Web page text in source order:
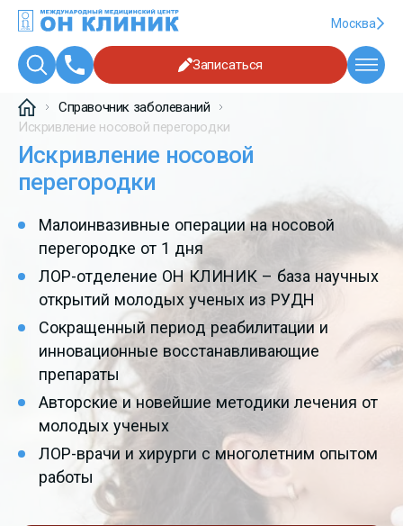
Москва
Записаться
Справочник заболеваний
Искривление носовой перегородки
Искривление носовой
перегородки
Малоинвазивные операции на носовой
перегородке от 1 дня
ЛОР-отделение ОН КЛИНИК – база научных
открытий молодых ученых из РУДН
Сокращенный период реабилитации и
инновационные восстанавливающие
препараты
Авторские и новейшие методики лечения от
молодых ученых
ЛОР-врачи и хирурги с многолетним опытом
работы